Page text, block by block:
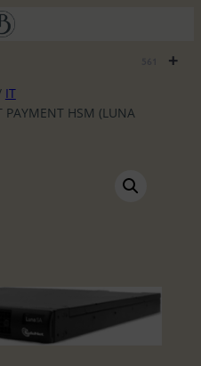
+
IT
PAYMENT HSM (LUNA